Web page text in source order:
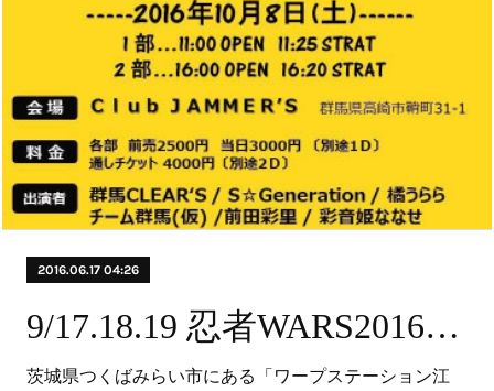
2016.06.17 04:26
9/17.18.19 忍者WARS2016～秋の陣～×アイドル旋風祭inワープステーション江戸
茨城県つくばみらい市にある「ワープステーション江